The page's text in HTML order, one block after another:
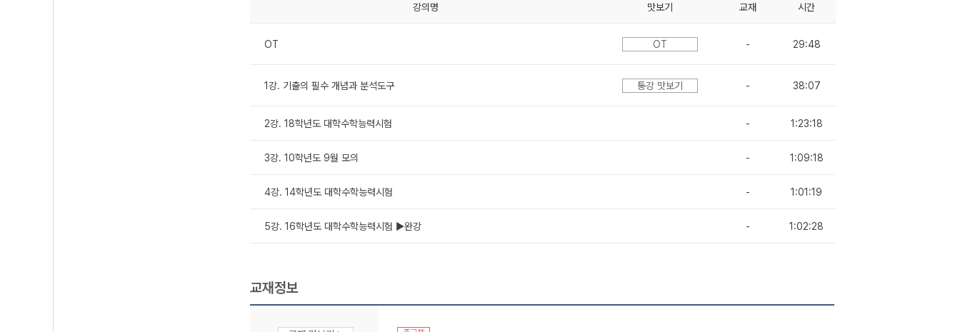
강의명 맛보기 교재 시간
OT OT - 29:48
1강. 기출의 필수 개념과 분석도구 통강 맛보기 - 38:07
2강. 18학년도 대학수학능력시험 - 1:23:18
3강. 10학년도 9월 모의 - 1:09:18
4강. 14학년도 대학수학능력시험 - 1:01:19
5강. 16학년도 대학수학능력시험 ▶완강 - 1:02:28
교재정보